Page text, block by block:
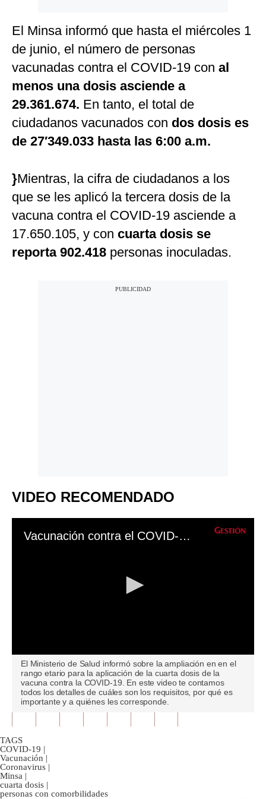
El Minsa informó que hasta el miércoles 1
de junio, el número de personas
vacunadas contra el COVID-19 con al
menos una dosis asciende a
29.361.674. En tanto, el total de
ciudadanos vacunados con dos dosis es
de 27′349.033 hasta las 6:00 a.m.
}Mientras, la cifra de ciudadanos a los
que se les aplicó la tercera dosis de la
vacuna contra el COVID-19 asciende a
17.650.105, y con cuarta dosis se
reporta 902.418 personas inoculadas.
VIDEO RECOMENDADO
Vacunación contra el COVID-19: todo lo que debes saber de la aplicación de la cuarta dosis
seconds
seconds
El Ministerio de Salud informó sobre la ampliación en en el
rango etario para la aplicación de la cuarta dosis de la
vacuna contra la COVID-19. En este video te contamos
todos los detalles de cuáles son los requisitos, por qué es
importante y a quiénes les corresponde.
TAGS
COVID-19 |
Vacunación |
Coronavirus |
Minsa |
cuarta dosis |
personas con comorbilidades